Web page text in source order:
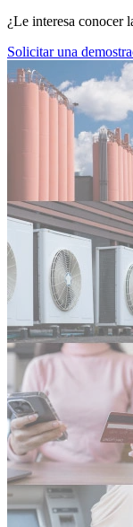
¿Le interesa conocer
Solicitar una